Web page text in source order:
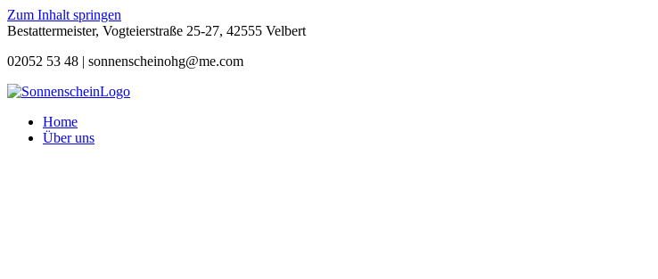
Zum Inhalt springen
Bestattermeister, Vogteierstraße 25-27, 42555 Velbert
02052 53 48 | sonnenscheinohg@me.com
Home
Über uns